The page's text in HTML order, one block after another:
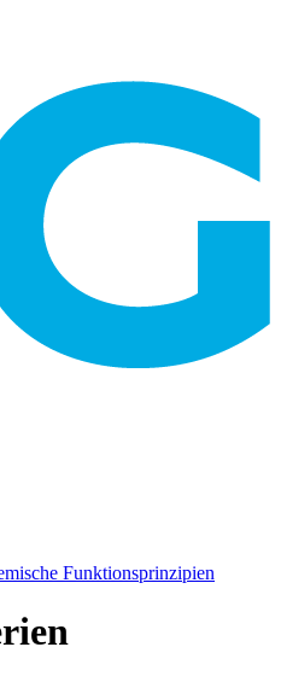
Funktionsprinzipien